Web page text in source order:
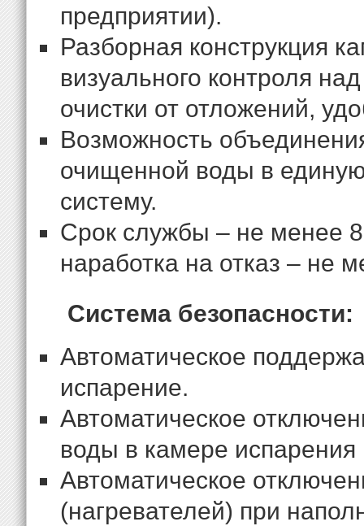
предприятии).
Разборная конструкция
визуального контроля
очистки от отложений,
Возможность
очищенной воды в
систему.
Срок службы – не менее
наработка на отказ – не
Система безопасности:
Автоматическое
испарение.
Автоматическое
воды в камере испарения
Автоматическое
(нагревателей) при